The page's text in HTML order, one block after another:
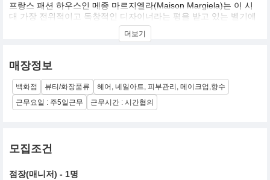
프랑스 패션 하우스인 메종 마르지엘라(Maison Margiela)는 이 시
대 가장 전위적이고 독창적인 디자이너라는 평을 받고 있는 벨기에
디자이너 마틴 마르지엘라(Martin Margiela)에 의해 1988년 설립됐
습니다. 남성성과 여성성이 융합되어 나타나는 메종 마르지엘라의
으로 보여지고 있습니다. 메종 마르지엘라의 현대적 우아함에 대한
독특한 접근은 세계적으로 인정받고 있습니다. 2014년부터 크리에
이티브 디렉터를 맡고 있는 존 갈리아노는 마르지엘라의 코드에 자
신의 시적 비전을 결합한 새로운 미학을 보여주고 있습니다.
더보기
매장정보
백화점 뷰티/화장품류
헤어, 네일아트, 피부관리, 메이크업,향수
근무요일 : 주5일근무
근무시간 : 시간협의
모집조건
점장(매니저) - 1명